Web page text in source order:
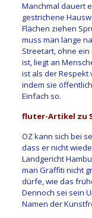
Manchmal dauert
gestrichene
Flächen ziehen
muss man lange
Streetart, ohne ein
ist, liegt an
ist als der Respekt
indem sie
Einfach so.
fluter-Artikel zu
OZ kann sich bei
dass er nicht
Landgericht
man Graffiti nicht
dürfe, wie das
Dennoch sei sein
Namen der